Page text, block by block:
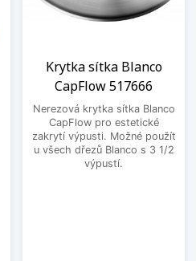
Krytka sítka Blanco
CapFlow 517666
Nerezová krytka sítka Blanco
CapFlow pro estetické
zakrytí výpusti. Možné použít
u všech dřezů Blanco s 3 1/2
výpustí.